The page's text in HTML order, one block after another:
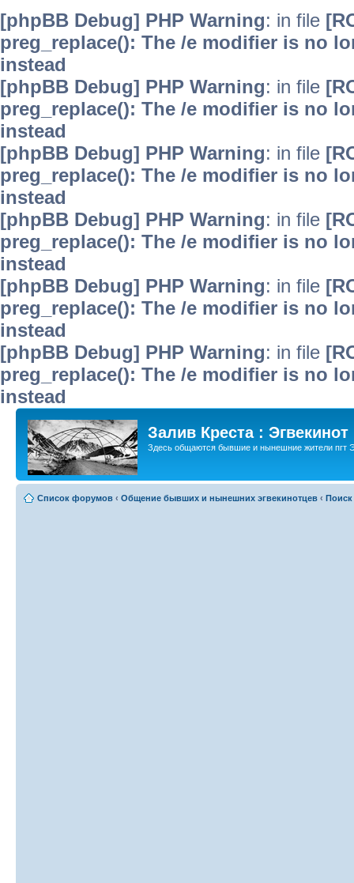
[phpBB Debug] PHP Warning: in file
preg_replace(): The /e modifier is no
instead
[phpBB Debug] PHP Warning: in file
preg_replace(): The /e modifier is no
instead
[phpBB Debug] PHP Warning: in file
preg_replace(): The /e modifier is no
instead
[phpBB Debug] PHP Warning: in file
preg_replace(): The /e modifier is no
instead
[phpBB Debug] PHP Warning: in file
preg_replace(): The /e modifier is no
instead
[phpBB Debug] PHP Warning: in file
preg_replace(): The /e modifier is no
instead
Залив Креста : Эгвекинот
Здесь общаются бывшие и нынешние жители пгт
Список форумов ‹ Общение бывших и нынешних эгвекинотцев ‹ Поиск